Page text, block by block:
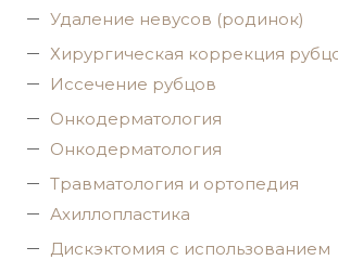
Удаление невусов (родинок)
Хирургическая коррекция
Иссечение рубцов
Онкодерматология
Онкодерматология
Травматология и ортопедия
Ахиллопластика
Дискэктомия с использованием